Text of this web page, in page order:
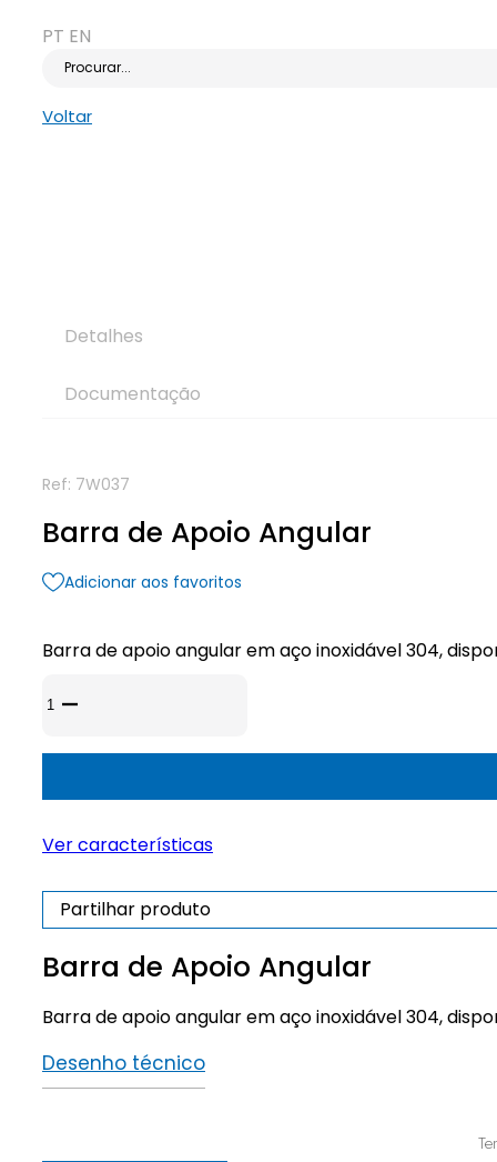
PT EN
Procurar...
Voltar
Detalhes
Documentação
Ref: 7W037
Barra de Apoio Angular
Adicionar aos favoritos
Barra de apoio angular em aço inoxidável 304,
de
Apoio
Ver características
Partilhar produto
Barra de Apoio Angular
Barra de apoio angular em aço inoxidável 304,
Desenho técnico